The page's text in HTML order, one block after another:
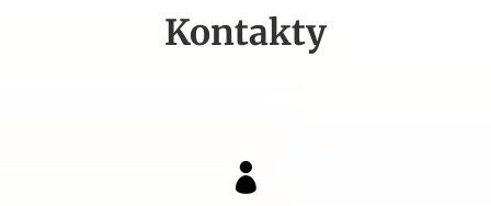
Kontakty
